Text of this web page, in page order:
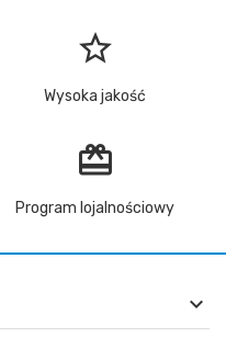
star_border
Wysoka jakość
redeem
Program lojalnościowy
